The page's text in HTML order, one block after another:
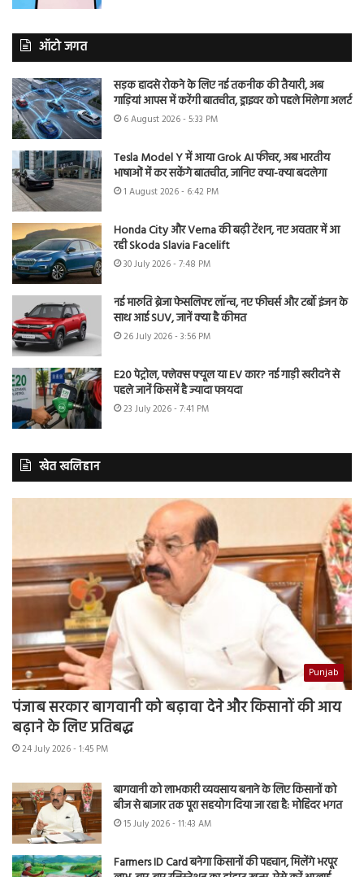
ऑटो जगत
सड़क हादसे रोकने के लिए नई तकनीक की तैयारी, अब
गाड़ियां आपस में करेंगी बातचीत, ड्राइवर को पहले मिलेगा अलर्ट
6 August 2026 - 5:33 PM
Tesla Model Y में आया Grok AI फीचर, अब भारतीय
भाषाओं में कर सकेंगे बातचीत, जानिए क्या-क्या बदलेगा
1 August 2026 - 6:42 PM
Honda City और Verna की बढ़ी टेंशन, नए अवतार में आ
रही Skoda Slavia Facelift
30 July 2026 - 7:48 PM
नई मारुति ब्रेजा फेसलिफ्ट लॉन्च, नए फीचर्स और टर्बो इंजन के
साथ आई SUV, जानें क्या है कीमत
26 July 2026 - 3:56 PM
E20 पेट्रोल, फ्लेक्स फ्यूल या EV कार? नई गाड़ी खरीदने से
पहले जानें किसमें है ज्यादा फायदा
23 July 2026 - 7:41 PM
खेत खलिहान
Punjab
पंजाब सरकार बागवानी को बढ़ावा देने और किसानों की आय
बढ़ाने के लिए प्रतिबद्ध
24 July 2026 - 1:45 PM
बागवानी को लाभकारी व्यवसाय बनाने के लिए किसानों को
बीज से बाजार तक पूरा सहयोग दिया जा रहा है: मोहिंदर भगत
15 July 2026 - 11:43 AM
Farmers ID Card बनेगा किसानों की पहचान, मिलेंगे भरपूर